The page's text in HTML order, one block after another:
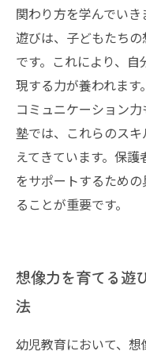
関わり方を学んでい
遊びは、子どもたち
です。これにより、
現する力が養われます
コミュニケーション
塾では、これらのス
えてきています。保
をサポートするため
ることが重要です。
想像力を育てる遊
法
幼児教育において、